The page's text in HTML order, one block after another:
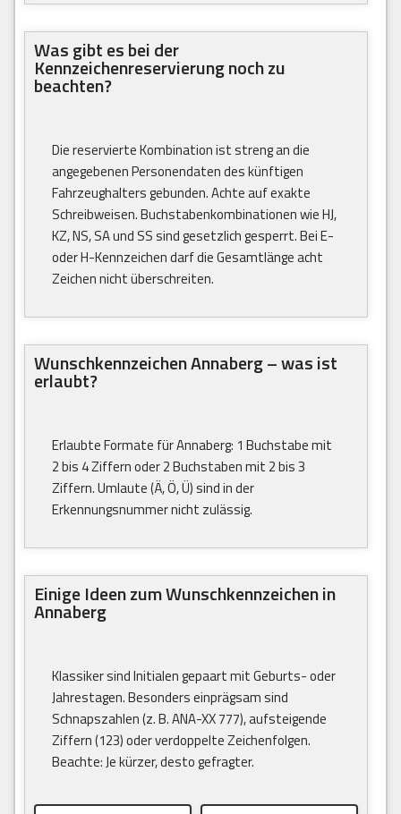
Was gibt es bei der
Kennzeichenreservierung noch zu
beachten?
Die reservierte Kombination ist streng an die
angegebenen Personendaten des künftigen
Fahrzeughalters gebunden. Achte auf exakte
Schreibweisen. Buchstabenkombinationen wie HJ,
KZ, NS, SA und SS sind gesetzlich gesperrt. Bei E-
oder H-Kennzeichen darf die Gesamtlänge acht
Zeichen nicht überschreiten.
Wunschkennzeichen Annaberg – was ist
erlaubt?
Erlaubte Formate für Annaberg: 1 Buchstabe mit
2 bis 4 Ziffern oder 2 Buchstaben mit 2 bis 3
Ziffern. Umlaute (Ä, Ö, Ü) sind in der
Erkennungsnummer nicht zulässig.
Einige Ideen zum Wunschkennzeichen in
Annaberg
Klassiker sind Initialen gepaart mit Geburts- oder
Jahrestagen. Besonders einprägsam sind
Schnapszahlen (z. B. ANA-XX 777), aufsteigende
Ziffern (123) oder verdoppelte Zeichenfolgen.
Beachte: Je kürzer, desto gefragter.